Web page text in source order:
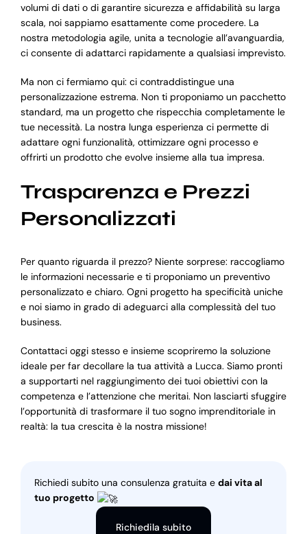
volumi di dati o di garantire sicurezza e affidabilità su larga
scala, noi sappiamo esattamente come procedere. La
nostra metodologia agile, unita a tecnologie all’avanguardia,
ci consente di adattarci rapidamente a qualsiasi imprevisto.
Ma non ci fermiamo qui: ci contraddistingue una
personalizzazione estrema. Non ti proponiamo un pacchetto
standard, ma un progetto che rispecchia completamente le
tue necessità. La nostra lunga esperienza ci permette di
adattare ogni funzionalità, ottimizzare ogni processo e
offrirti un prodotto che evolve insieme alla tua impresa.
Trasparenza e Prezzi
Personalizzati
Per quanto riguarda il prezzo? Niente sorprese: raccogliamo
le informazioni necessarie e ti proponiamo un preventivo
personalizzato e chiaro. Ogni progetto ha specificità uniche
e noi siamo in grado di adeguarci alla complessità del tuo
business.
Contattaci oggi stesso e insieme scopriremo la soluzione
ideale per far decollare la tua attività a Lucca. Siamo pronti
a supportarti nel raggiungimento dei tuoi obiettivi con la
competenza e l’attenzione che meritai. Non lasciarti sfuggire
l’opportunità di trasformare il tuo sogno imprenditoriale in
realtà: la tua crescita è la nostra missione!
Richiedi subito una consulenza gratuita e dai vita al
tuo progetto
Richiedila subito